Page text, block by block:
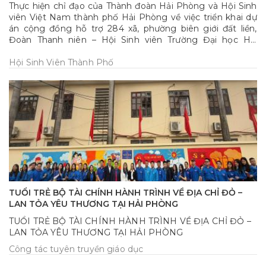
Thực hiện chỉ đạo của Thành đoàn Hải Phòng và Hội Sinh
viên Việt Nam thành phố Hải Phòng về việc triển khai dự
án cộng đồng hỗ trợ 284 xã, phường biên giới đất liền,
Đoàn Thanh niên – Hội Sinh viên Trường Đại học Hải
viên, thanh niên và sinh viên nhà trường tham gia hưởng
nghĩa.
Hội Sinh Viên Thành Phố
TUỔI TRẺ BỘ TÀI CHÍNH HÀNH TRÌNH VỀ ĐỊA CHỈ ĐỎ –
LAN TỎA YÊU THƯƠNG TẠI HẢI PHÒNG
TUỔI TRẺ BỘ TÀI CHÍNH HÀNH TRÌNH VỀ ĐỊA CHỈ ĐỎ –
LAN TỎA YÊU THƯƠNG TẠI HẢI PHÒNG
Công tác tuyên truyền giáo dục